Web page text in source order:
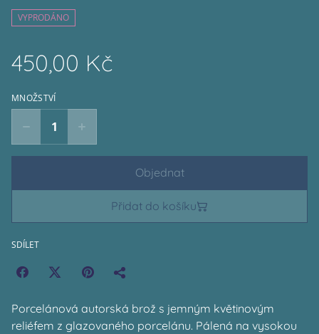
VYPRODÁNO
450,00 Kč
MNOŽSTVÍ
Objednat
Přidat do košíku
SDÍLET
Porcelánová autorská brož s jemným květinovým
reliéfem z glazovaného porcelánu. Pálená na vysokou